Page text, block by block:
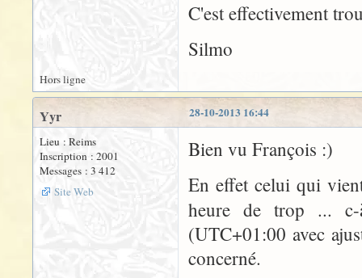
C'est effectivement
Silmo
Hors ligne
28-10-2013 16:44
Yyr
Lieu : Reims
Inscription : 2001
Messages : 3 412
Site Web
Bien vu François :)
En effet celui qui
heure de trop ...
(UTC+01:00 avec
concerné.